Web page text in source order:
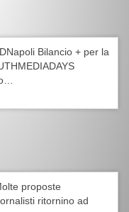
Bilancio + per la
proposte
ritornino ad